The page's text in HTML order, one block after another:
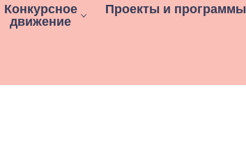
Конкурсное
движение
Проекты и программы